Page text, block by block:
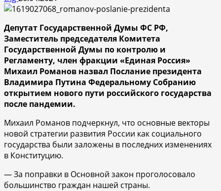
Депутат Государственной Думы ФС РФ,
Заместитель председателя Комитета
Государственной Думы по контролю и
Регламенту, член фракции «Единая Россия»
Михаил Романов назвал Послание президента
Владимира Путина Федеральному Собранию
открытием нового пути российского государства
после пандемии.
Михаил Романов подчеркнул, что основные векторы
новой стратегии развития России как социального
государства были заложены в последних изменениях
в Конституцию.
— За поправки в Основной закон проголосовало
большинство граждан нашей страны.